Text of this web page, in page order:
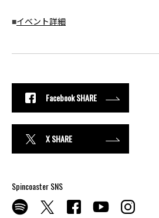
■イベント詳細
Facebook SHARE
X SHARE
Spincoaster SNS